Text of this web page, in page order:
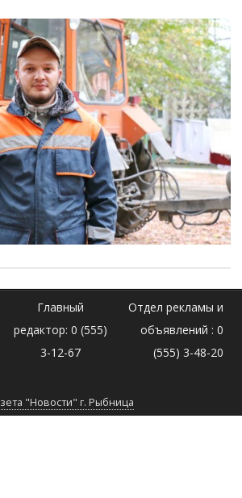
Главный
редактор: 0 (555)
3-12-67
Отдел рекламы и
объявлений : 0
(555) 3-48-20
"Новости" г. Рыбница